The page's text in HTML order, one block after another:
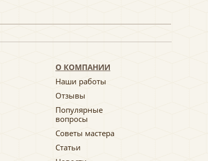
О КОМПАНИИ
Наши работы
Отзывы
Популярные
вопросы
Советы мастера
Статьи